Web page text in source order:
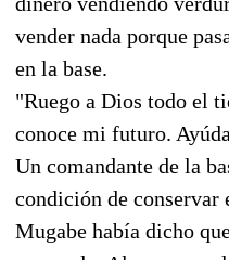
vender nada porque
en la base.
"Ruego a Dios todo el
conoce mi futuro.
Un comandante de la
condición de
Mugabe había dicho